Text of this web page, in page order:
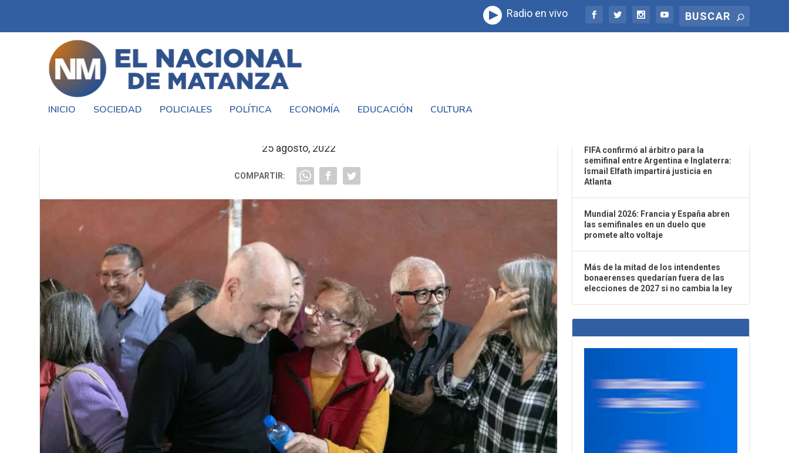
Radio en vivo
INICIO SOCIEDAD POLICIALES POLÍTICA ECONOMÍA EDUCACIÓN CULTURA
25 agosto, 2022
COMPARTIR:
FIFA confirmó al árbitro para la
semifinal entre Argentina e Inglaterra:
Ismail Elfath impartirá justicia en
Atlanta
Mundial 2026: Francia y España abren
las semifinales en un duelo que
promete alto voltaje
Más de la mitad de los intendentes
bonaerenses quedarían fuera de las
elecciones de 2027 si no cambia la ley